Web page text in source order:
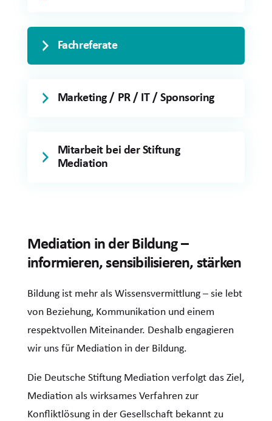
Mediation in der Bildung –
informieren, sensibilisieren, stärken
Bildung ist mehr als Wissensvermittlung – sie lebt
von Beziehung, Kommunikation und einem
respektvollen Miteinander. Deshalb engagieren
wir uns für Mediation in der Bildung.
Die Deutsche Stiftung Mediation verfolgt das Ziel,
Mediation als wirksames Verfahren zur
Konfliktlösung in der Gesellschaft bekannt zu
Fachreferate
Marketing / PR / IT / Sponsoring
Mitarbeit bei der Stiftung
Mediation